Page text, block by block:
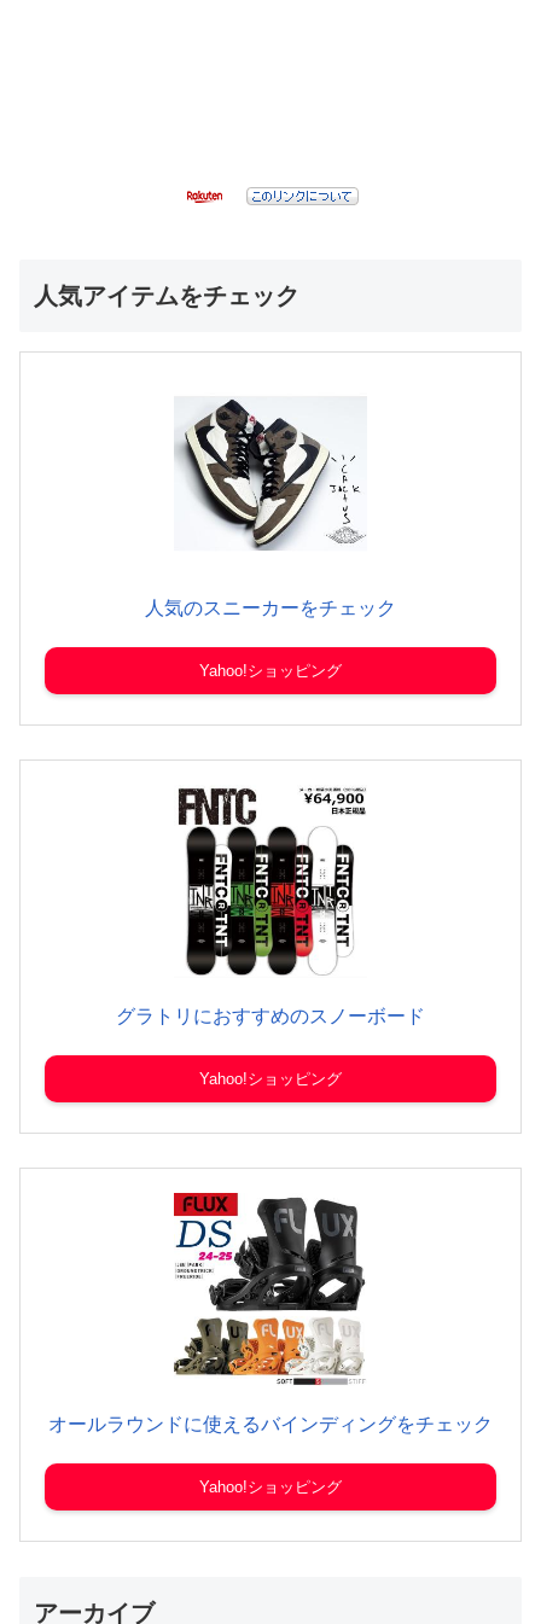
人気アイテムをチェック
人気のスニーカーをチェック
Yahoo!ショッピング
グラトリにおすすめのスノーボード
Yahoo!ショッピング
オールラウンドに使えるバインディングをチェック
Yahoo!ショッピング
アーカイブ